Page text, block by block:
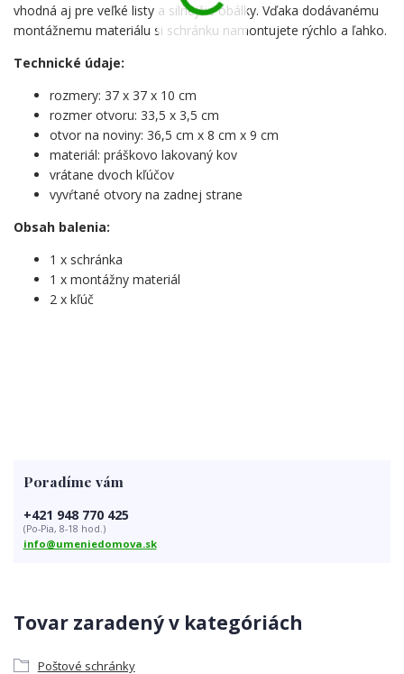
vhodná aj pre veľké listy a silnejšie obálky. Vďaka dodávanému
montážnemu materiálu si schránku namontujete rýchlo a ľahko.
Technické údaje:
rozmery: 37 x 37 x 10 cm
rozmer otvoru: 33,5 x 3,5 cm
otvor na noviny: 36,5 cm x 8 cm x 9 cm
materiál: práškovo lakovaný kov
vrátane dvoch kľúčov
vyvŕtané otvory na zadnej strane
Obsah balenia:
1 x schránka
1 x montážny materiál
2 x kľúč
Tovar zaradený v kategóriách
Poštové schránky
Poradíme vám
+421 948 770 425
(Po-Pia, 8-18 hod.)
info@umeniedomova.sk